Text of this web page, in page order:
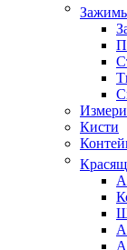
Кисти